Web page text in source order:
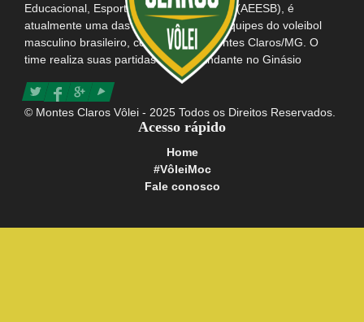
Educacional, Esportiva e Social do Brasil (AEESB), é
atualmente uma das mais tradicionais equipes do voleibol
masculino brasileiro, com sede em Montes Claros/MG. O
time realiza suas partidas como mandante no Ginásio
Poliesportivo Tancredo Neves e possui consigo o título da
maior e mais apaixonada torcida do Brasil.
© Montes Claros Vôlei - 2025 Todos os Direitos Reservados.
Acesso rápido
Home
#VôleiMoc
Fale conosco